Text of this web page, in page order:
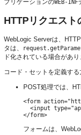
プリケーションのWEB-INF
HTTPリクエスト
WebLogic Serverは、
タは、
ド化されている場合があり
コード・セットを定義する
POST処理では、
<form
<input
フォームは、